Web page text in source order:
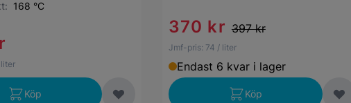
168 °C
Köp
370 kr 397 kr
Jmf-pris: 74 / liter
Endast 6 kvar i lager
Köp